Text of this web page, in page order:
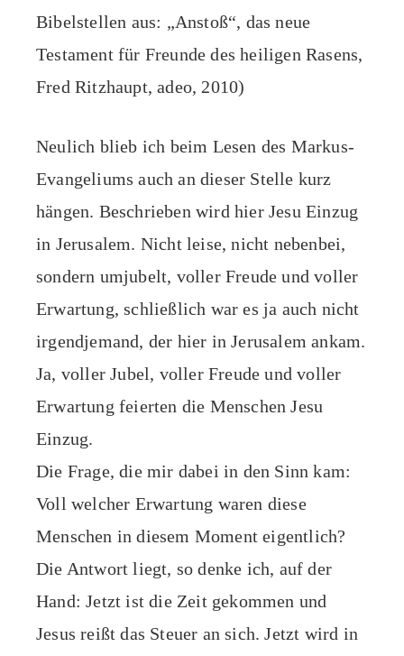
Bibelstellen aus: „Anstoß“, das neue
Testament für Freunde des heiligen Rasens,
Fred Ritzhaupt, adeo, 2010)
Neulich blieb ich beim Lesen des Markus-
Evangeliums auch an dieser Stelle kurz
hängen. Beschrieben wird hier Jesu Einzug
in Jerusalem. Nicht leise, nicht nebenbei,
sondern umjubelt, voller Freude und voller
Erwartung, schließlich war es ja auch nicht
irgendjemand, der hier in Jerusalem ankam.
Ja, voller Jubel, voller Freude und voller
Erwartung feierten die Menschen Jesu
Einzug.
Die Frage, die mir dabei in den Sinn kam:
Voll welcher Erwartung waren diese
Menschen in diesem Moment eigentlich?
Die Antwort liegt, so denke ich, auf der
Hand: Jetzt ist die Zeit gekommen und
Jesus reißt das Steuer an sich. Jetzt wird in